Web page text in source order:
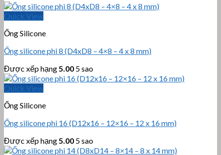
Quick View
Ống Silicone
Ống silicone phi 8 (D4xD8 – 4×8 – 4 x 8 mm)
Được xếp hạng5.00 5 sao
Quick View
Ống Silicone
Ống silicone phi 16 (D12x16 – 12×16 – 12 x 16 mm)
Được xếp hạng5.00 5 sao